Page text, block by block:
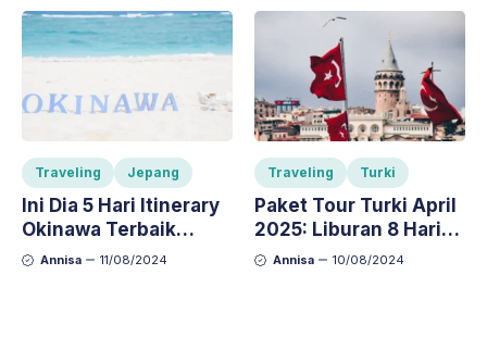
Traveling Jepang
Ini Dia 5 Hari Itinerary
Okinawa Terbaik
Tahun 2024
Annisa 11/08/2024
Traveling Turki
Paket Tour Turki April
2025: Liburan 8 Hari
Menikmati Musim
Annisa 10/08/2024